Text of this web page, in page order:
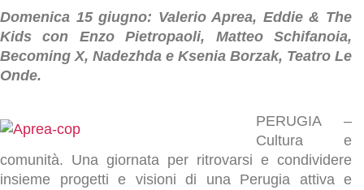
Domenica 15 giugno: Valerio Aprea, Eddie & The
Kids con Enzo Pietropaoli, Matteo Schifanoia,
Becoming X, Nadezhda e Ksenia Borzak, Teatro Le
Onde.
PERUGIA –
Cultura e
comunità. Una giornata per ritrovarsi e condividere
insieme progetti e visioni di una Perugia attiva e